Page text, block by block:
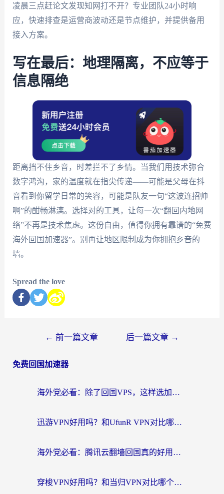
凌晨三点赶论文发现知网打不开？专业团队24小时响
应，快速排查是运营商波动还是节点维护，并提供备用
接入方案。
写在最后：地理隔离，不应等于
信息隔绝
距离挡不住乡音，时差拦不了乡情。当我们用技术弥合
数字鸿沟，家的温度就在指尖传递——可能是父母在抖
音看到你留学日常的笑容，可能是队友一句“这波连招帅
啊”的酣畅淋漓。选择对的工具，让每一次“翻回内地网
络”不再是技术焦虑。这份自由，值得你拥有靠谱的“免费
海外回国加速器”。别再让地区限制成为你拥抱乡音的
墙。
Spread the love
← 前一篇文章 后一篇文章 →
免费回国加速器
海外党必看：除了回国VPS，这样选加速器也能无缝刷国内资源？
迅游VPN好用吗？和UfunR VPN对比哪个回国效果更好？海外党亲测避坑指南
海外党必看：腾讯云翻墙回国真的好用吗？+ 3步选对回国加速器指南
穿梭VPN好用吗？和当归VPN对比哪个回国效果更好？海外党亲测实用指南